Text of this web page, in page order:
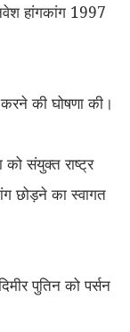
हांगकांग 1997
की घोषणा की।
संयुक्त राष्ट्र
छोड़ने का स्वागत
पुतिन को पर्सन